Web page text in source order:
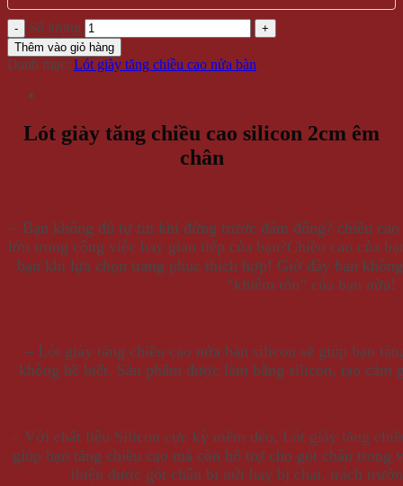
Số lượng
Thêm vào giỏ hàng
Danh mục: Lót giày tăng chiều cao nửa bàn
Lót giày tăng chiều cao silicon 2cm êm
chân
– Bạn không đủ tự tin khi đứng trước đám đông? chiều
lớn trong công việc hay giao tiếp của bạn?Chiều cao của
bạn khi lựa chọn trang phục thích hợp! Giờ đây bạn
“khiêm tốn” của bạn nữa!
– Lót giày tăng chiều cao nửa bàn silicon sẽ giúp bạn
không hề biết. Sản phẩm được làm bằng silicon, tạo cảm
– Với chất liệu Silicon cực kỳ mềm dẻo, Lót giày tăng
giúp bạn tăng chiều cao mà còn hỗ trợ cho gót chân
thiện được gót chân bị nứt hay bị chai, trách